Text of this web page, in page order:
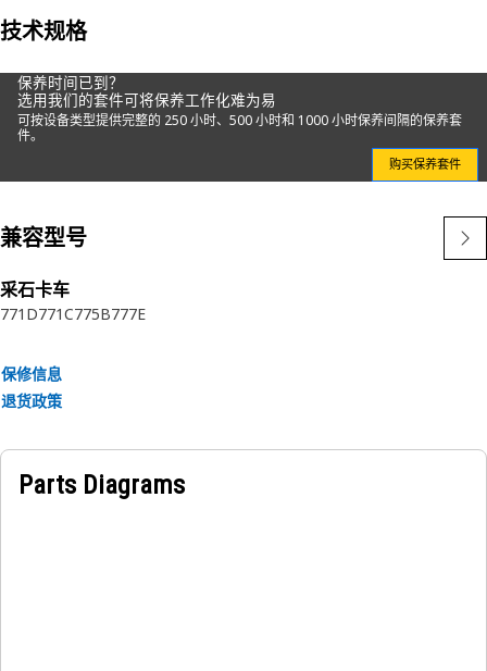
技术规格
保养时间已到？
选用我们的套件可将保养工作化难为易
可按设备类型提供完整的 250 小时、500 小时和 1000 小时保养间隔的保养套
件。
购买保养套件
兼容型号
采石卡车
771D771C775B777E
保修信息
退货政策
Parts Diagrams